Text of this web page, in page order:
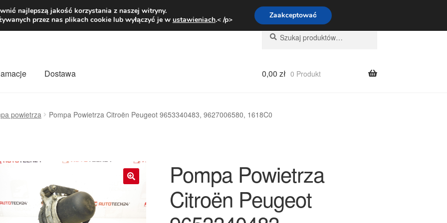
zł Pn.-pt. 9:00-16:00800 003 167
Szukaj:
Szukaj
Dostawa 0,00 zł 0 Produkt
powietrza Pompa Powietrza Citroën Peugeot 9653340483, 9627006580, 1618C0
Pompa Powietrza
Citroën Peugeot
najlepszą jakość korzystania z naszej witryny.
przez nas plikach cookie lub wyłączyć je w ustawieniach.< /p> Zaakceptować